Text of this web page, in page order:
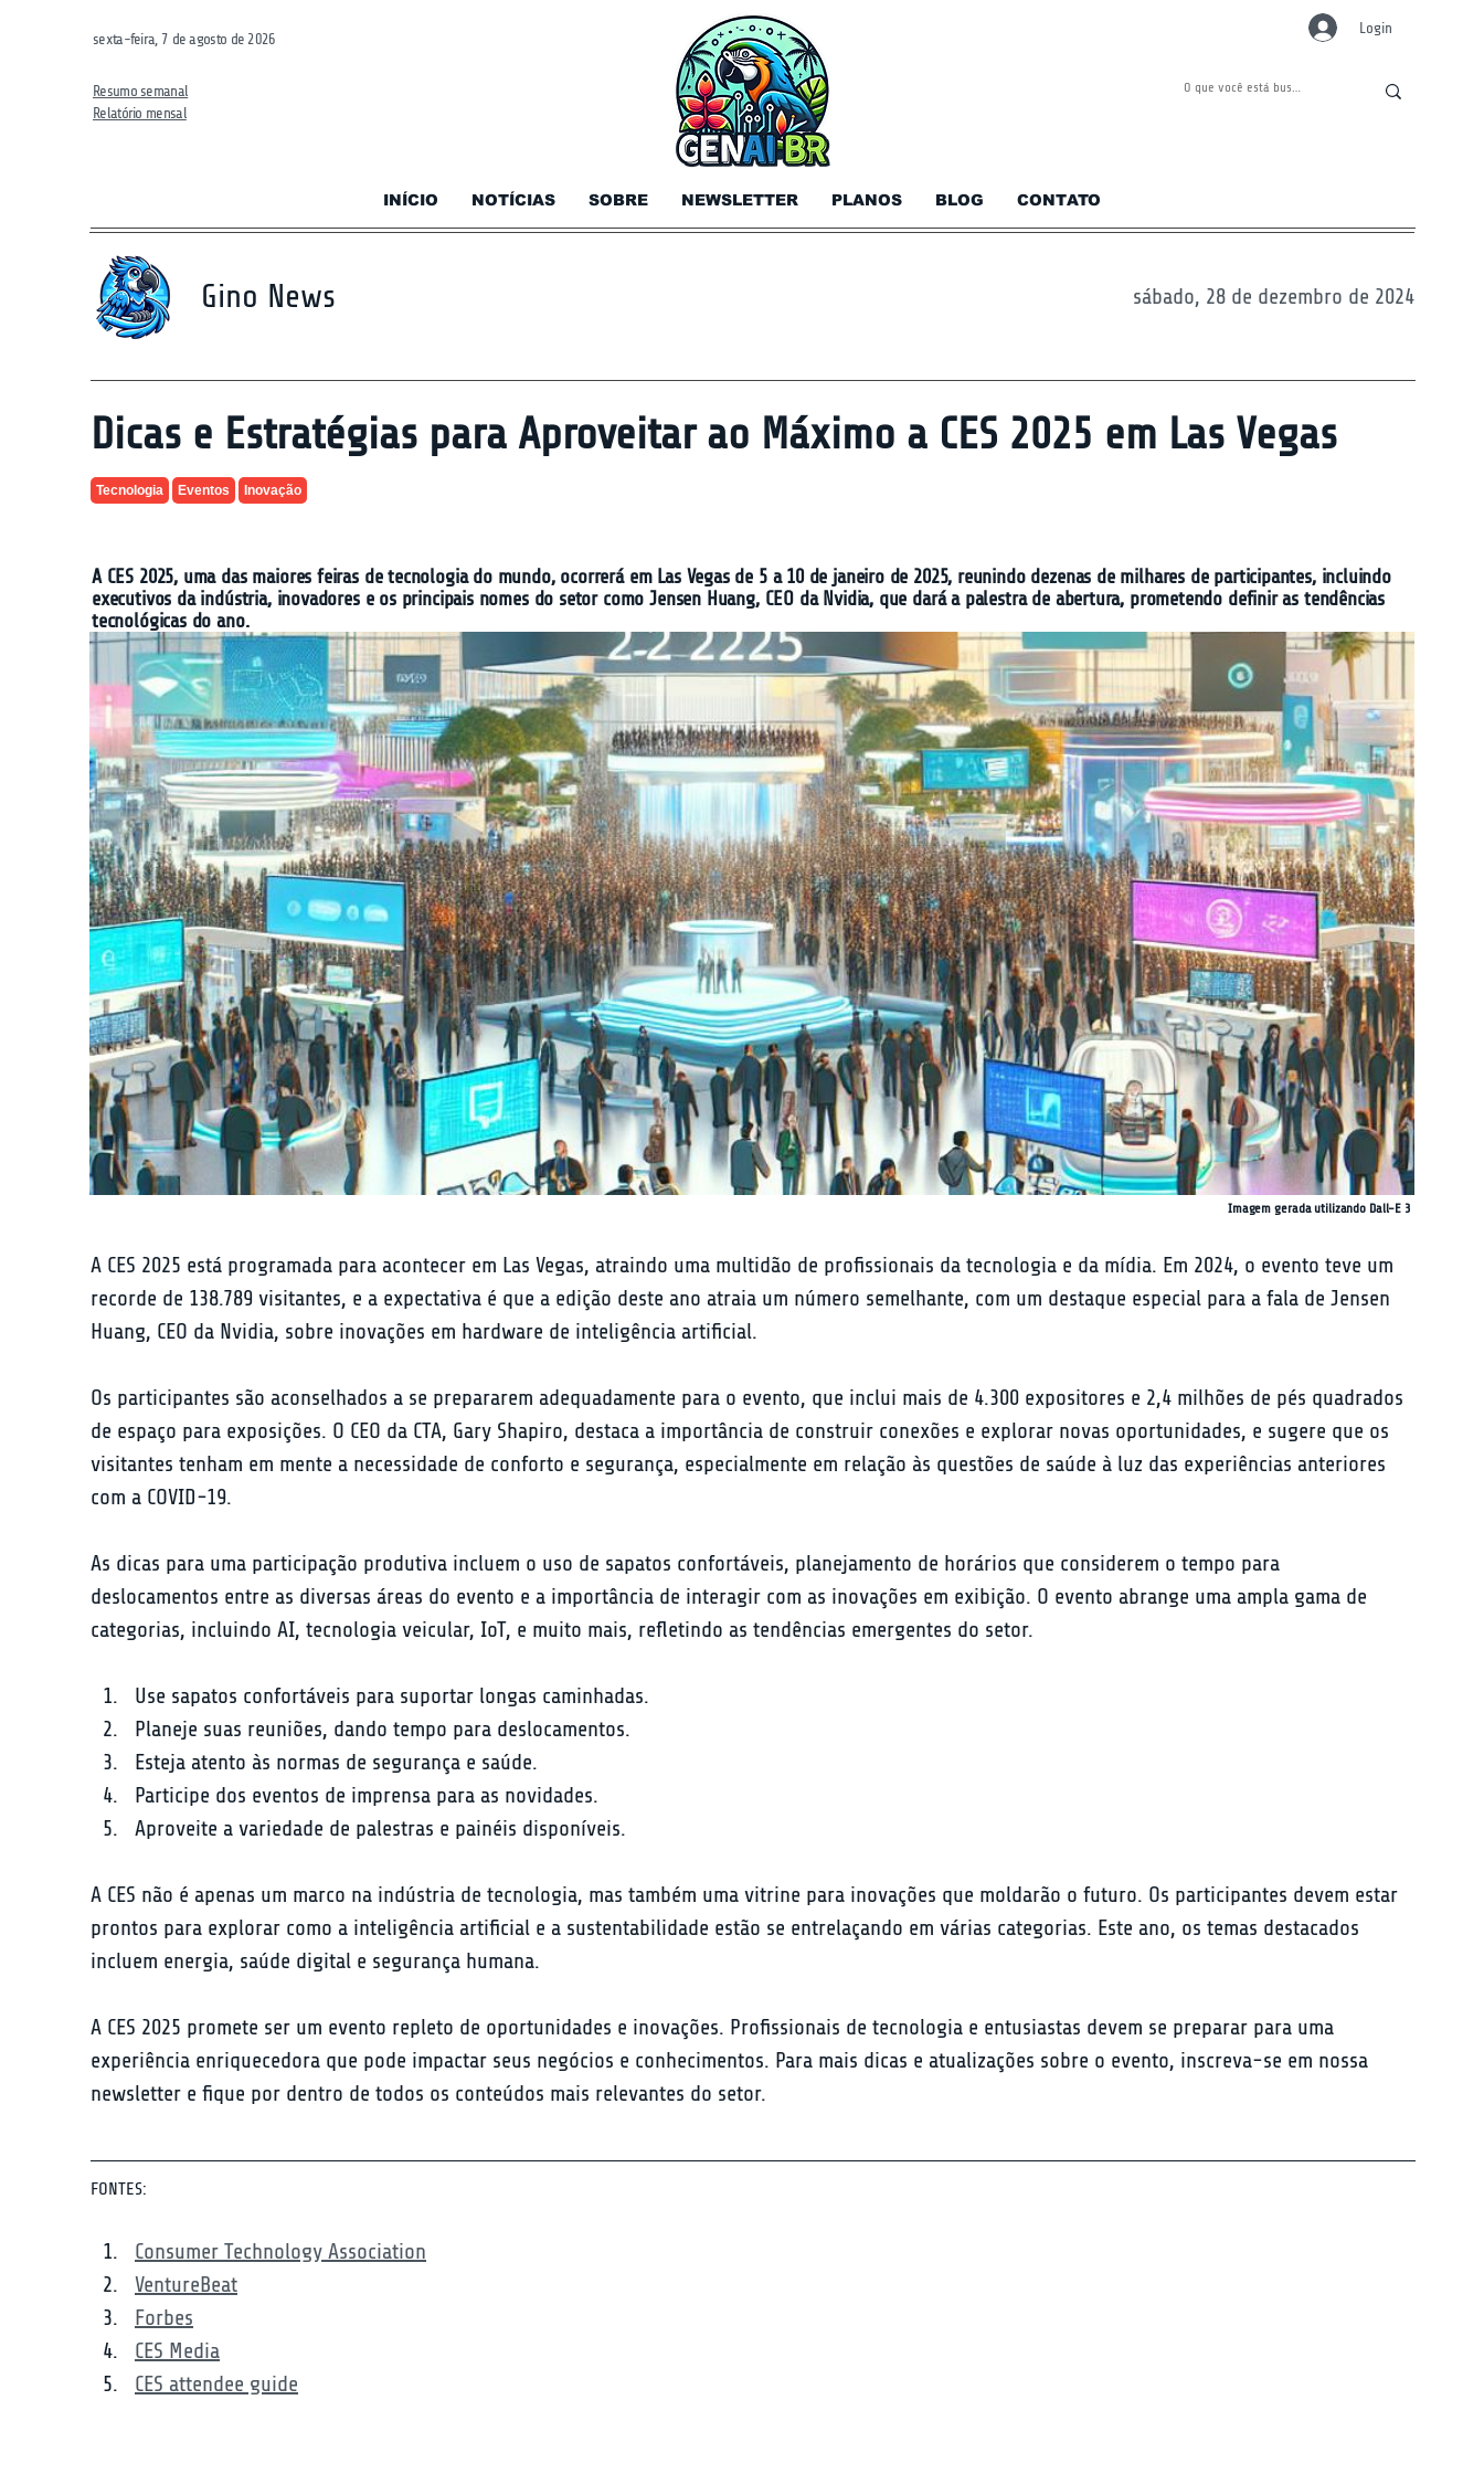
sexta-feira, 7 de agosto de 2026
Resumo semanal
Relatório mensal
INÍCIO NOTÍCIAS SOBRE NEWSLETTER PLANOS BLOG CONTATO
Login
Gino News sábado, 28 de dezembro de 2024
Dicas e Estratégias para Aproveitar ao Máximo a CES 2025 em Las Vegas
Tecnologia Eventos Inovação
A CES 2025, uma das maiores feiras de tecnologia do mundo, ocorrerá em Las Vegas de 5 a 10 de janeiro de 2025, reunindo dezenas de milhares de participantes, incluindo
executivos da indústria, inovadores e os principais nomes do setor como Jensen Huang, CEO da Nvidia, que dará a palestra de abertura, prometendo definir as tendências
tecnológicas do ano.
Imagem gerada utilizando Dall-E 3
A CES 2025 está programada para acontecer em Las Vegas, atraindo uma multidão de profissionais da tecnologia e da mídia. Em 2024, o evento teve um
recorde de 138.789 visitantes, e a expectativa é que a edição deste ano atraia um número semelhante, com um destaque especial para a fala de Jensen
Huang, CEO da Nvidia, sobre inovações em hardware de inteligência artificial.
Os participantes são aconselhados a se prepararem adequadamente para o evento, que inclui mais de 4.300 expositores e 2,4 milhões de pés quadrados
de espaço para exposições. O CEO da CTA, Gary Shapiro, destaca a importância de construir conexões e explorar novas oportunidades, e sugere que os
visitantes tenham em mente a necessidade de conforto e segurança, especialmente em relação às questões de saúde à luz das experiências anteriores
com a COVID-19.
As dicas para uma participação produtiva incluem o uso de sapatos confortáveis, planejamento de horários que considerem o tempo para
deslocamentos entre as diversas áreas do evento e a importância de interagir com as inovações em exibição. O evento abrange uma ampla gama de
categorias, incluindo AI, tecnologia veicular, IoT, e muito mais, refletindo as tendências emergentes do setor.
Use sapatos confortáveis para suportar longas caminhadas.
Planeje suas reuniões, dando tempo para deslocamentos.
Esteja atento às normas de segurança e saúde.
Participe dos eventos de imprensa para as novidades.
Aproveite a variedade de palestras e painéis disponíveis.
A CES não é apenas um marco na indústria de tecnologia, mas também uma vitrine para inovações que moldarão o futuro. Os participantes devem estar
prontos para explorar como a inteligência artificial e a sustentabilidade estão se entrelaçando em várias categorias. Este ano, os temas destacados
incluem energia, saúde digital e segurança humana.
A CES 2025 promete ser um evento repleto de oportunidades e inovações. Profissionais de tecnologia e entusiastas devem se preparar para uma
experiência enriquecedora que pode impactar seus negócios e conhecimentos. Para mais dicas e atualizações sobre o evento, inscreva-se em nossa
newsletter e fique por dentro de todos os conteúdos mais relevantes do setor.
FONTES:
Consumer Technology Association
VentureBeat
Forbes
CES Media
CES attendee guide